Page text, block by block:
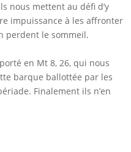
nous mettent au défi d’y
impuissance à les affronter
perdent le sommeil.
en Mt 8, 26, qui nous
barque ballottée par les
Finalement ils n’en